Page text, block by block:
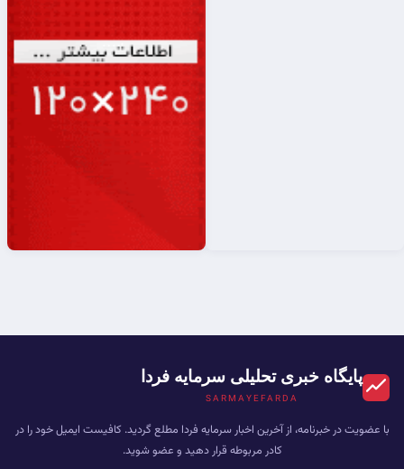
پایگاه خبری تحلیلی سرمایه فردا
SARMAYEFARDA
با عضویت در خبرنامه، از آخرین اخبار سرمایه فردا مطلع گردید. کافیست ایمیل خود را در
کادر مربوطه قرار دهید و عضو شوید.